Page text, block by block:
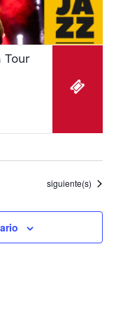
Tour
Eventos
siguiente(s)